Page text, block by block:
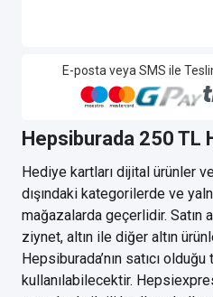
E-posta veya SMS ile
Hepsiburada 250 TL
Hediye kartları dijital ürünler
dışındaki kategorilerde ve
mağazalarda geçerlidir. Satın
ziynet, altın ile diğer altın
Hepsiburada’nın satıcı
kullanılabilecektir.